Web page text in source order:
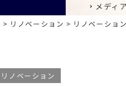
メディ
> リノベーション > リノベーショ
リノベーション